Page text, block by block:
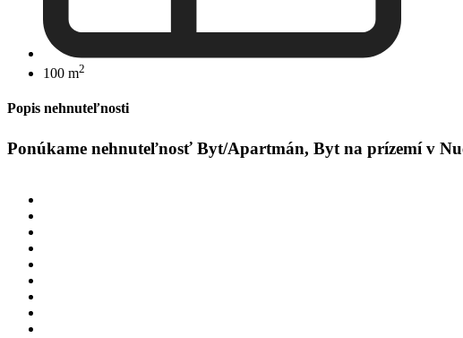
100 m2
Popis nehnuteľnosti
Ponúkame nehnuteľnosť Byt/Apartmán, Byt na prízemí v